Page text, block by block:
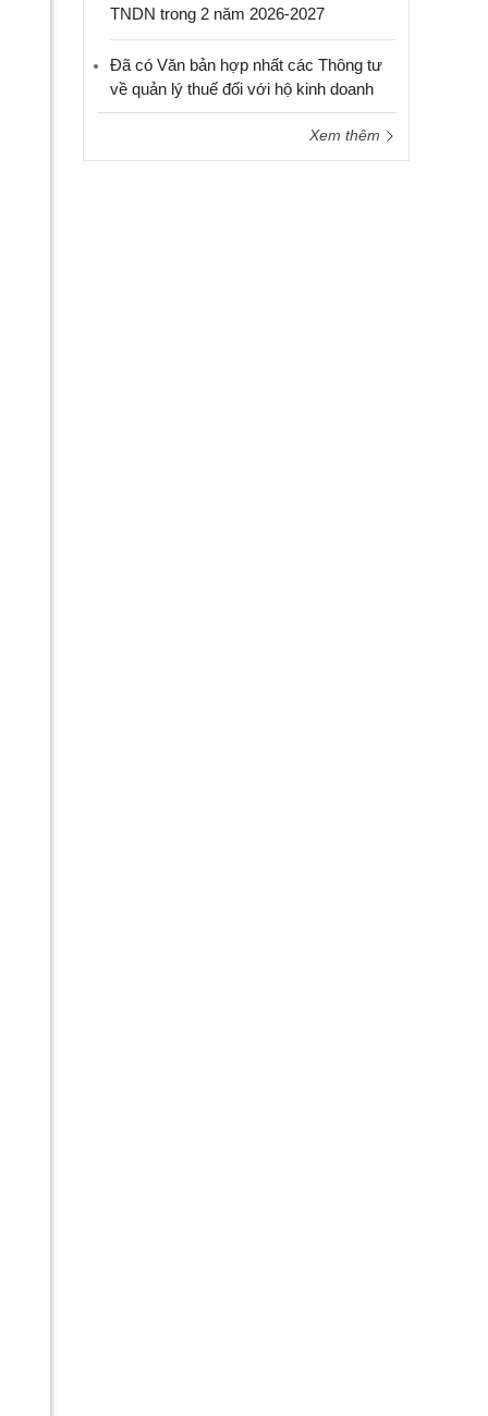
TNDN trong 2 năm 2026-2027
Đã có Văn bản hợp nhất các Thông tư
về quản lý thuế đối với hộ kinh doanh
Xem thêm